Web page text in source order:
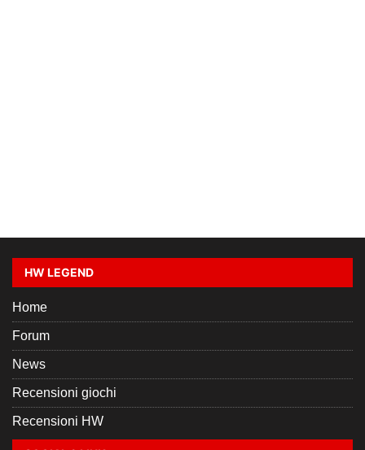
HW LEGEND
Home
Forum
News
Recensioni giochi
Recensioni HW